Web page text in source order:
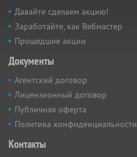
Давайте сделаем акцию!
Заработайте, как Вебмастер
Прошедшие акции
Документы
Агентский договор
Лицензионный договор
Публичная оферта
Политика конфиденциальности
Контакты